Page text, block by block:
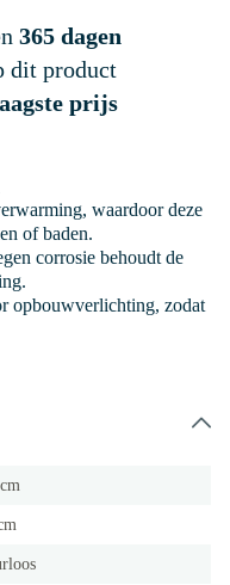
365 dagen
dit product
prijs
waardoor deze
of baden.
corrosie behoudt de
opbouwverlichting, zodat